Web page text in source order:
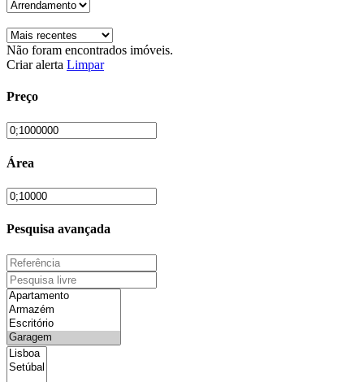
Não foram encontrados imóveis.
Criar alerta Limpar
Preço
Área
Pesquisa avançada